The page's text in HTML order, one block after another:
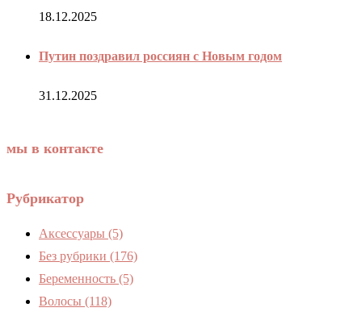
18.12.2025
Путин поздравил россиян с Новым годом
31.12.2025
мы в контакте
Рубрикатор
Аксессуары (5)
Без рубрики (176)
Беременность (5)
Волосы (118)